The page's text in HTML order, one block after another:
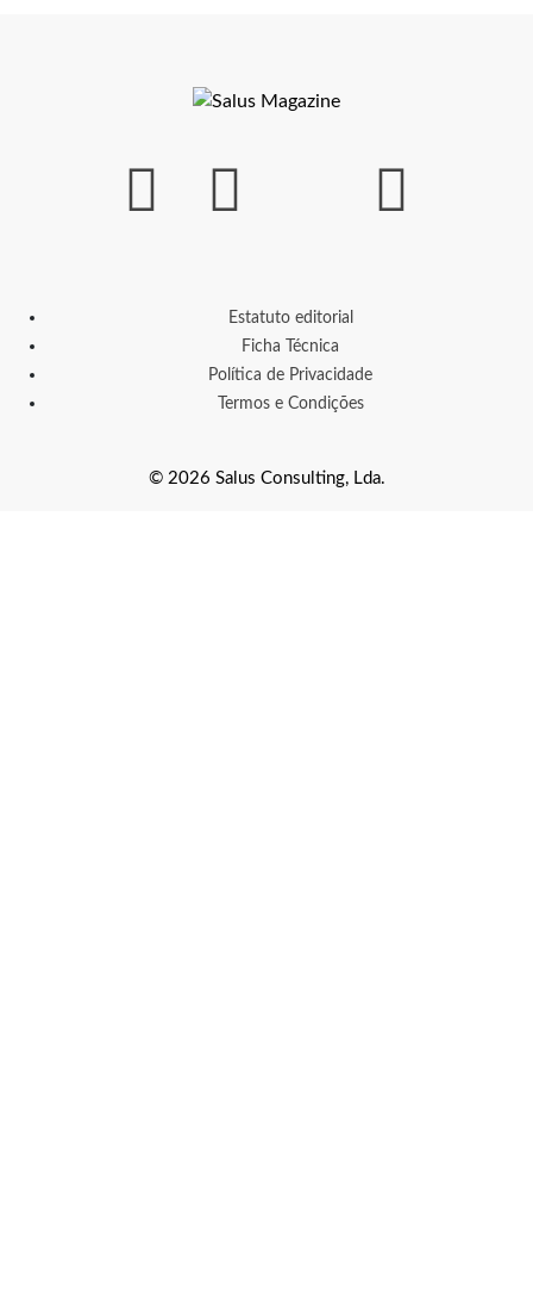
Estatuto editorial
Ficha Técnica
Política de Privacidade
Termos e Condições
© 2026 Salus Consulting, Lda.